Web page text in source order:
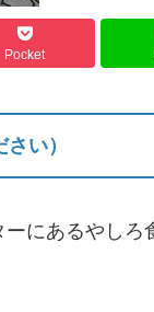
Pocket
い）
にあるやしろ